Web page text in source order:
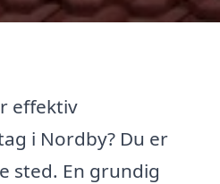
effektiv
i Nordby? Du er
sted. En grundig